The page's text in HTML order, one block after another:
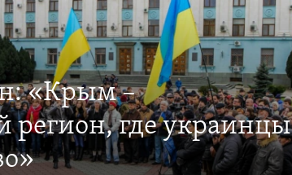
«Крым –
регион, где украинцы